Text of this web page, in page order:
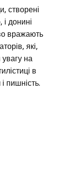
створені
донині
вражають
які,
на
в
пишність.